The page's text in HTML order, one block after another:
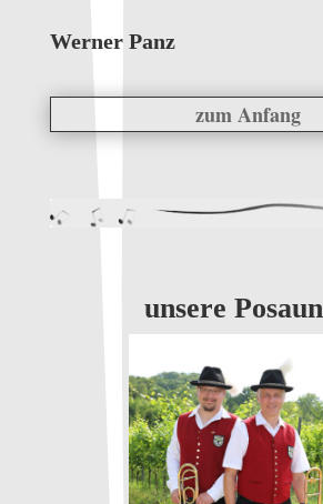
Werner Panz
zum Anfang
unsere